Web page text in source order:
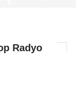
Radyo